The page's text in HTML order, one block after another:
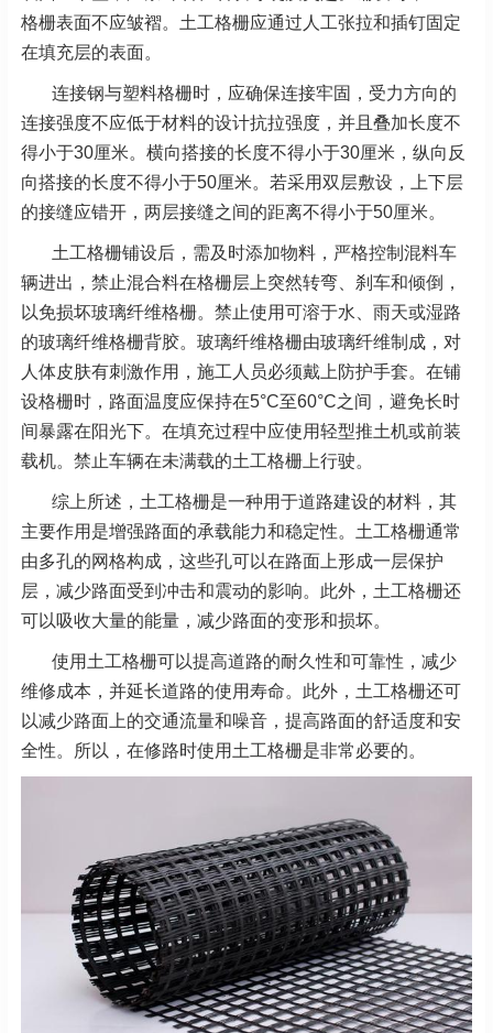
格栅表面不应皱褶。土工格栅应通过人工张拉和插钉固定
在填充层的表面。
连接钢与塑料格栅时，应确保连接牢固，受力方向的
连接强度不应低于材料的设计抗拉强度，并且叠加长度不
得小于30厘米。横向搭接的长度不得小于30厘米，纵向反
向搭接的长度不得小于50厘米。若采用双层敷设，上下层
的接缝应错开，两层接缝之间的距离不得小于50厘米。
土工格栅铺设后，需及时添加物料，严格控制混料车
辆进出，禁止混合料在格栅层上突然转弯、刹车和倾倒，
以免损坏玻璃纤维格栅。禁止使用可溶于水、雨天或湿路
的玻璃纤维格栅背胶。玻璃纤维格栅由玻璃纤维制成，对
人体皮肤有刺激作用，施工人员必须戴上防护手套。在铺
设格栅时，路面温度应保持在5°C至60°C之间，避免长时
间暴露在阳光下。在填充过程中应使用轻型推土机或前装
载机。禁止车辆在未满载的土工格栅上行驶。
综上所述，土工格栅是一种用于道路建设的材料，其
主要作用是增强路面的承载能力和稳定性。土工格栅通常
由多孔的网格构成，这些孔可以在路面上形成一层保护
层，减少路面受到冲击和震动的影响。此外，土工格栅还
可以吸收大量的能量，减少路面的变形和损坏。
使用土工格栅可以提高道路的耐久性和可靠性，减少
维修成本，并延长道路的使用寿命。此外，土工格栅还可
以减少路面上的交通流量和噪音，提高路面的舒适度和安
全性。所以，在修路时使用土工格栅是非常必要的。